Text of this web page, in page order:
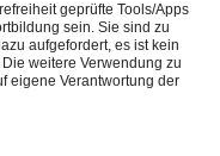
geprüfte Tools/Apps
sein. Sie sind zu
aufgefordert, es ist kein
weitere Verwendung zu
eigene Verantwortung der